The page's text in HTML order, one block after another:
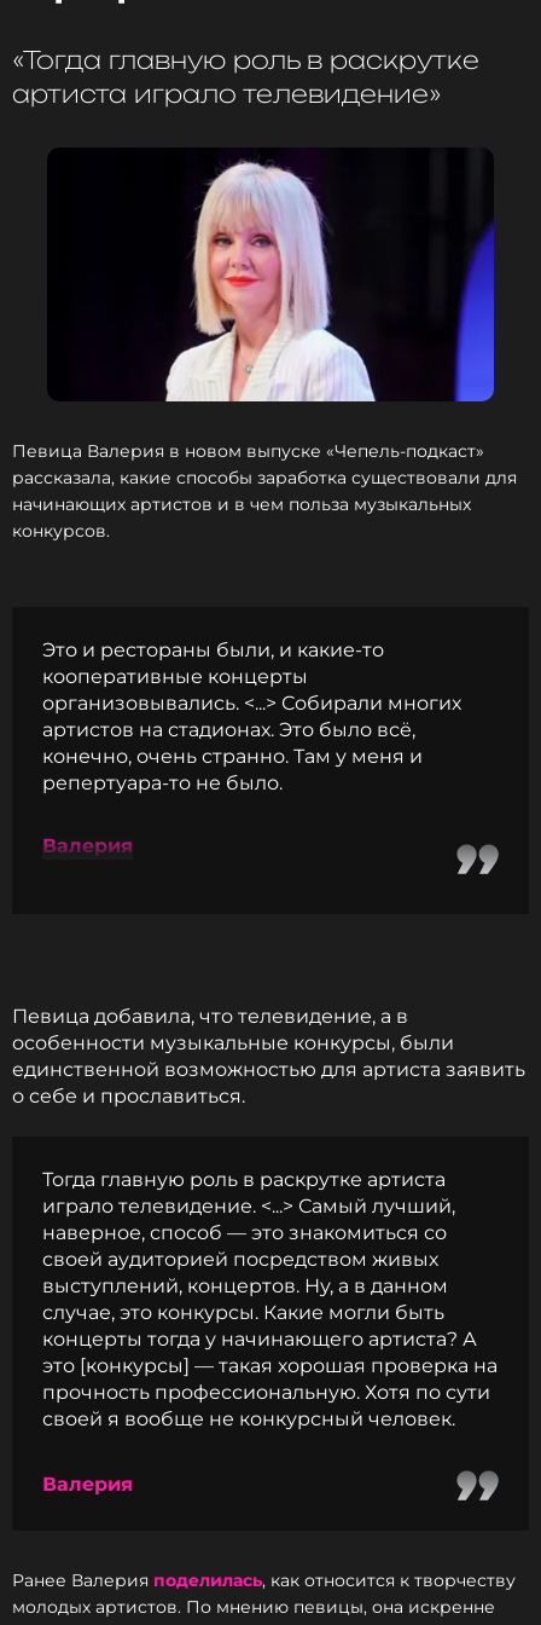
Смотрите нас в Likee, чтобы
ПОДПИСАТЬСЯ
«Тогда главную роль в раскрутке
артиста играло телевидение»
Певица Валерия в новом выпуске «Чепель-подкаст»
рассказала, какие способы заработка существовали для
начинающих артистов и в чем польза музыкальных
конкурсов.
Это и рестораны были, и какие-то
кооперативные концерты
организовывались. <...> Собирали многих
артистов на стадионах. Это было всё,
конечно, очень странно. Там у меня и
репертуара-то не было.
Валерия
Певица добавила, что телевидение, а в
особенности музыкальные конкурсы, были
единственной возможностью для артиста заявить
о себе и прославиться.
Тогда главную роль в раскрутке артиста
играло телевидение. <...> Самый лучший,
наверное, способ — это знакомиться со
своей аудиторией посредством живых
выступлений, концертов. Ну, а в данном
случае, это конкурсы. Какие могли быть
концерты тогда у начинающего артиста? А
это [конкурсы] — такая хорошая проверка на
прочность профессиональную. Хотя по сути
своей я вообще не конкурсный человек.
Валерия
Ранее Валерия поделилась, как относится к творчеству
молодых артистов. По мнению певицы, она искренне